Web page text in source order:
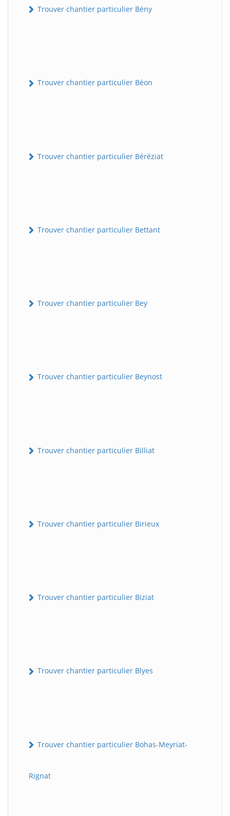
Trouver chantier particulier Bény
Trouver chantier particulier Béon
Trouver chantier particulier Béréziat
Trouver chantier particulier Bettant
Trouver chantier particulier Bey
Trouver chantier particulier Beynost
Trouver chantier particulier Billiat
Trouver chantier particulier Birieux
Trouver chantier particulier Biziat
Trouver chantier particulier Blyes
Trouver chantier particulier Bohas-Meyriat-
Rignat